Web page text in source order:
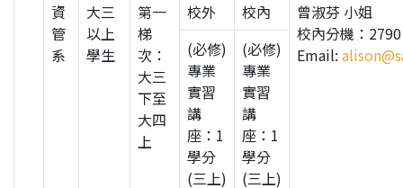
資
管
系
大三
以上
學生
第一
梯
次：
大三
下至
大四
上
校外 校內
曾淑芬 小姐
校內分機：2790
Email:
(必修)
專業
實習
講
座：1
學分
(三上)
(必修)
專業
實習
講
座：1
學分
(三上)